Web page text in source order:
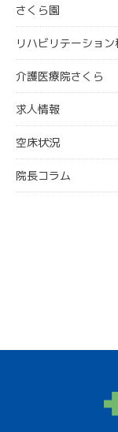
さくら園
リハビリテーション
介護医療院さくら
求人情報
空床状況
院長コラム